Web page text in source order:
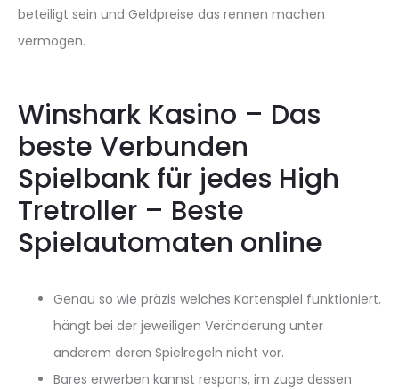
beteiligt sein und Geldpreise das rennen machen
vermögen.
Winshark Kasino – Das
beste Verbunden
Spielbank für jedes High
Tretroller – Beste
Spielautomaten online
Genau so wie präzis welches Kartenspiel funktioniert,
hängt bei der jeweiligen Veränderung unter
anderem deren Spielregeln nicht vor.
Bares erwerben kannst respons, im zuge dessen